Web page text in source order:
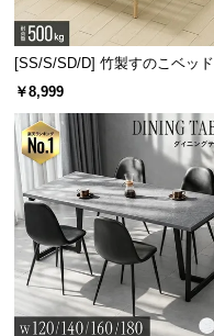
[SS/S/SD/D] 竹製すのこベッド
￥8,999